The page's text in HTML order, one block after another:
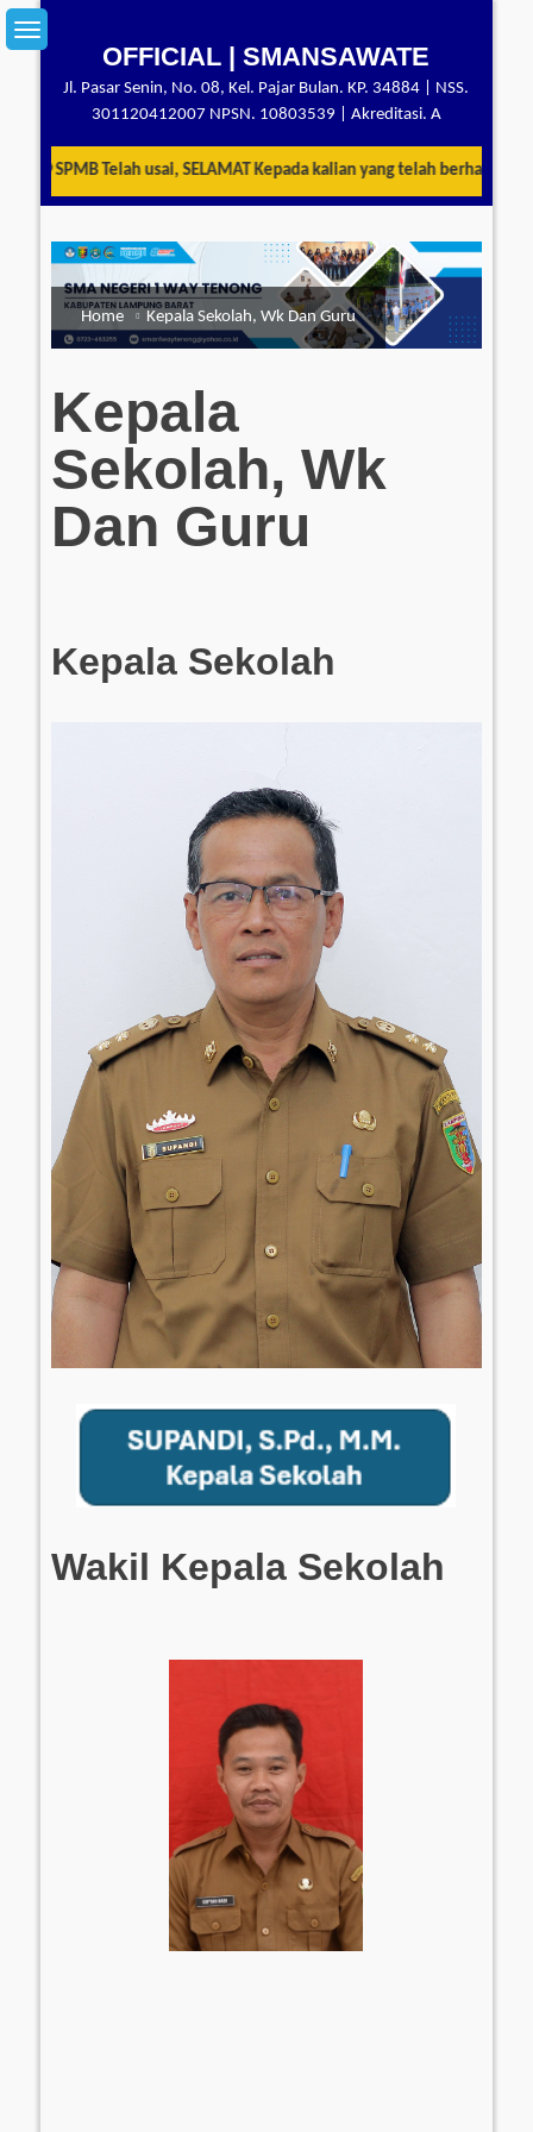
Skip
to
OFFICIAL | SMANSAWATE
Jl. Pasar Senin, No. 08, Kel. Pajar Bulan. KP. 34884 | NSS.
301120412007 NPSN. 10803539 | Akreditasi. A
SPMB Telah usai, SELAMAT Kepada kalian yang telah berhasil
Home Kepala Sekolah, Wk Dan Guru
Kepala
Sekolah, Wk
Dan Guru
Kepala Sekolah
Wakil Kepala Sekolah